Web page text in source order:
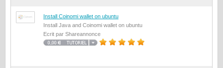
Install Coinomi wallet on ubuntu
Install Java and Coinomi wallet on ubuntu
Ecrit par Shareannonce